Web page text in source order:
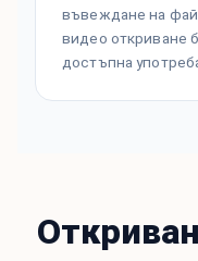
въвеждане на
видео откриване
достъпна